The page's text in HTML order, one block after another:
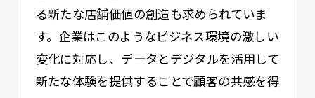
る新たな店舗価値の創造も求められていま
す。企業はこのようなビジネス環境の激しい
変化に対応し、データとデジタルを活用して
新たな体験を提供することで顧客の共感を得